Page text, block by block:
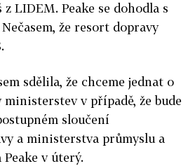
z LIDEM. Peake se dohodla s
že resort dopravy
sdělila, že chceme jednat o
v případě, že bude
sloučení
a ministerstva průmyslu a
Peake v úterý.